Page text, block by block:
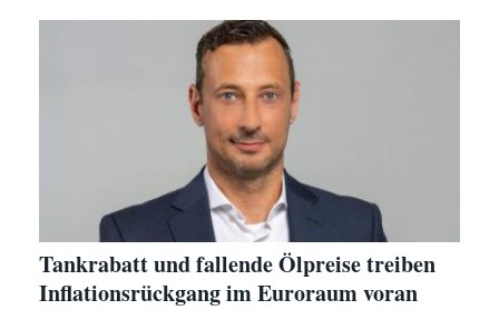
Tankrabatt und fallende Ölpreise treiben
Inflationsrückgang im Euroraum voran